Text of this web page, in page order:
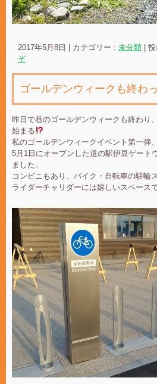
2017年5月8日 カテゴリー : 未分類
ぞ
ゴールデンウィークも終わ
昨日で巷のゴールデンウィークも終わり
始まる
私のゴールデンウィークイベント第一弾
5月1日にオープンした道の駅伊豆ゲート
ました。
コンビニもあり、バイク・自転車の駐輪
ライダーチャリダーには嬉しいスペースで